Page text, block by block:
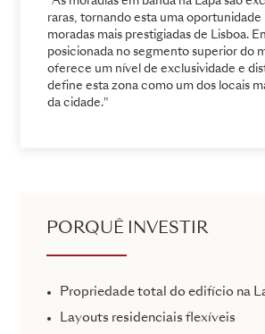
raras, tornando esta uma oportunidade
moradas mais prestigiadas de Lisboa.
posicionada no segmento superior do
oferece um nível de exclusividade e
define esta zona como um dos locais
da cidade."
PORQUÊ INVESTIR
Propriedade total do edifício na
Layouts residenciais flexíveis